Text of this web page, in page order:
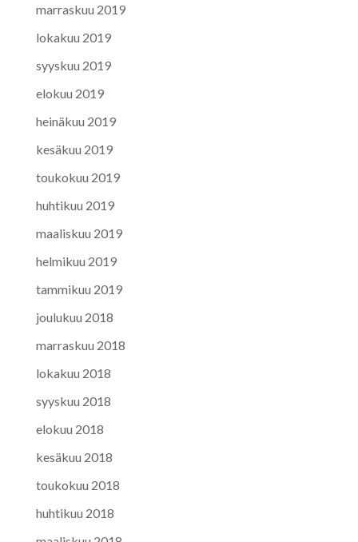
marraskuu 2019
lokakuu 2019
syyskuu 2019
elokuu 2019
heinäkuu 2019
kesäkuu 2019
toukokuu 2019
huhtikuu 2019
maaliskuu 2019
helmikuu 2019
tammikuu 2019
joulukuu 2018
marraskuu 2018
lokakuu 2018
syyskuu 2018
elokuu 2018
kesäkuu 2018
toukokuu 2018
huhtikuu 2018